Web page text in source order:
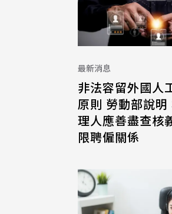
最新消息
非法容留外國人
原則 勞動部說明
理人應善盡查核
限聘僱關係